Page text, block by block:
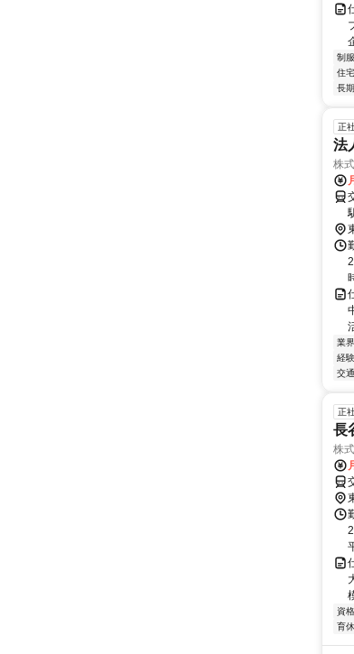
制
住
長
正
法
株
業
経
交
正
長
株
資
育